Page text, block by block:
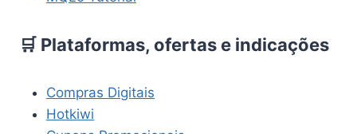
🛒 Plataformas, ofertas e indicações
Compras Digitais
Hotkiwi